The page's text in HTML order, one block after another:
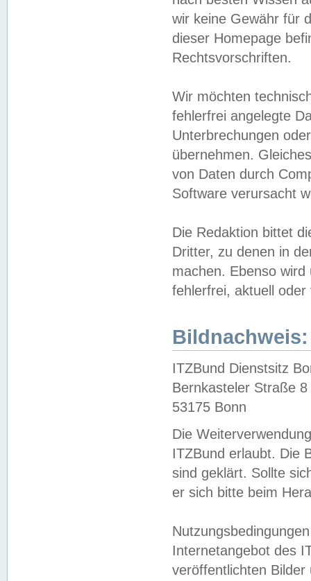
wir keine Gewähr für
dieser Homepage
Rechtsvorschriften.
Wir möchten
fehlerfrei angelegte
Unterbrechungen
übernehmen.
von Daten durch
Software verursacht
Die Redaktion bittet
Dritter, zu denen in
machen. Ebenso
fehlerfrei, aktuell oder
Bildnachweis:
ITZBund Dienstsitz
Bernkasteler Straße 8
53175 Bonn
Die
ITZBund erlaubt. Die
sind geklärt. Sollte
er sich bitte beim
Internetangebot des
veröffentlichten